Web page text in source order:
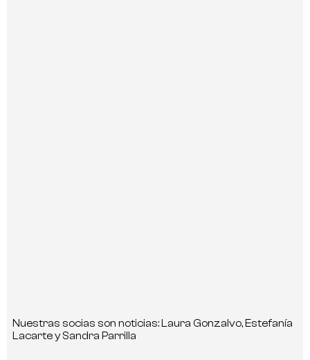
Nuestras socias son noticias: Laura Gonzalvo, Estefanía
Lacarte y Sandra Parrilla